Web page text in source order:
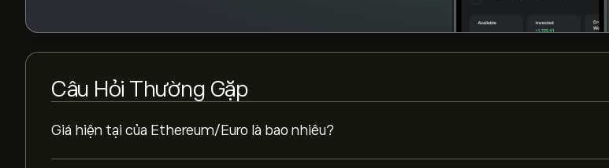
Câu Hỏi Thường Gặp
Giá hiện tại của Ethereum/Euro là bao nhiêu?